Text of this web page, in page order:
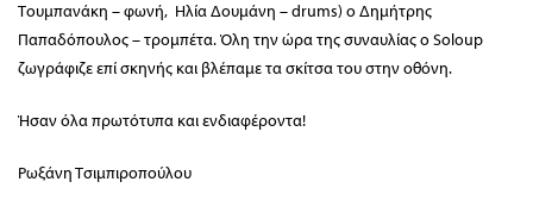
Τουμπανάκη – φωνή, Ηλία Δουμάνη – drums) ο Δημήτρης
Παπαδόπουλος – τρομπέτα. Όλη την ώρα της συναυλίας ο Soloup
ζωγράφιζε επί σκηνής και βλέπαμε τα σκίτσα του στην οθόνη.
Ήσαν όλα πρωτότυπα και ενδιαφέροντα!
Ρωξάνη Τσιμπιροπούλου